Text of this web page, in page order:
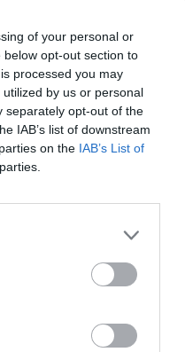
of your personal or
opt-out section to
processed you may
by us or personal
separately opt-out of the
IAB’s list of downstream
on the IAB’s List of
attól,